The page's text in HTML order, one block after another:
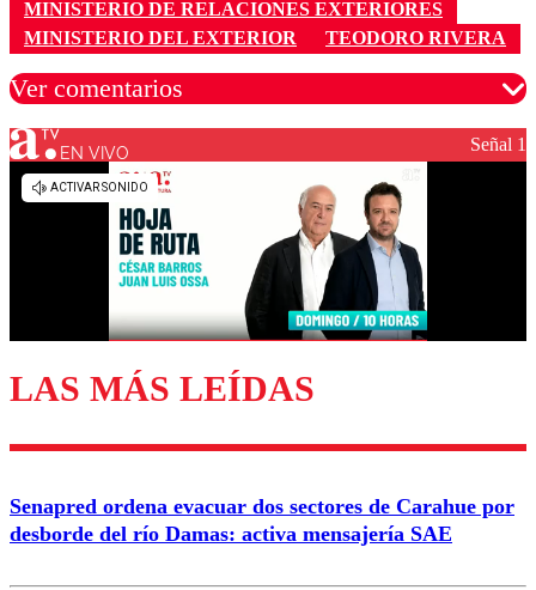
MINISTERIO DE RELACIONES EXTERIORES
MINISTERIO DEL EXTERIOR
TEODORO RIVERA
Ver comentarios
Los comentarios son moderados para garantizar un
diálogo respetuoso.
Enviar comentario
EN VIVO Señal 1
LAS MÁS LEÍDAS
Senapred ordena evacuar dos sectores de Carahue por
desborde del río Damas: activa mensajería SAE